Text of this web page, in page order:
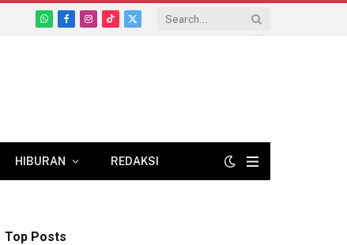
WhatsApp
Facebook
Instagram
TikTok
X
HIBURAN REDAKSI
Top Posts